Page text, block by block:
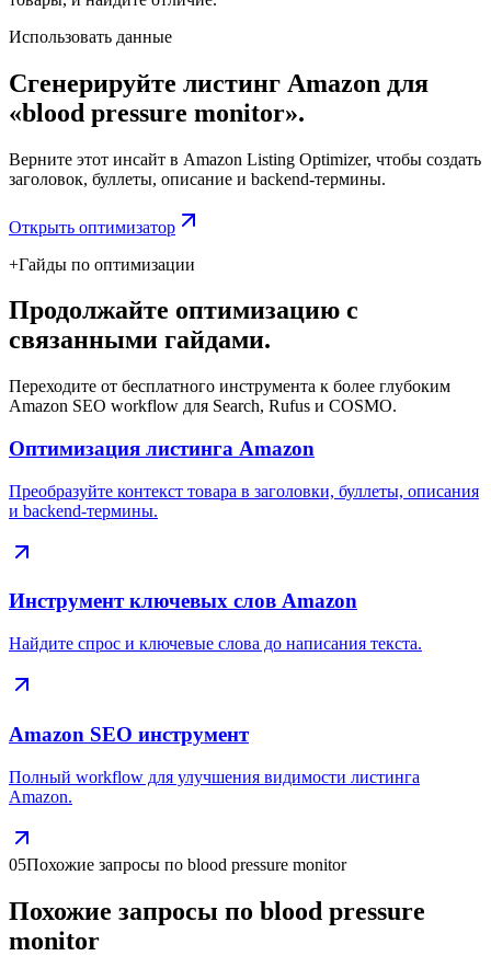
Использовать данные
Сгенерируйте листинг Amazon для
«blood pressure monitor».
Верните этот инсайт в Amazon Listing Optimizer, чтобы создать
заголовок, буллеты, описание и backend-термины.
Открыть оптимизатор
+Гайды по оптимизации
Продолжайте оптимизацию с
связанными гайдами.
Переходите от бесплатного инструмента к более глубоким
Amazon SEO workflow для Search, Rufus и COSMO.
Оптимизация листинга Amazon
Преобразуйте контекст товара в заголовки, буллеты, описания
и backend-термины.
Инструмент ключевых слов Amazon
Найдите спрос и ключевые слова до написания текста.
Amazon SEO инструмент
Полный workflow для улучшения видимости листинга
Amazon.
05Похожие запросы по blood pressure monitor
Похожие запросы по blood pressure
monitor